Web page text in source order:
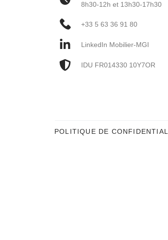
8h30-12h et 13h30-17h30
+33 5 63 36 91 80
LinkedIn Mobilier-MGI
IDU FR014330 10Y7OR
POLITIQUE DE